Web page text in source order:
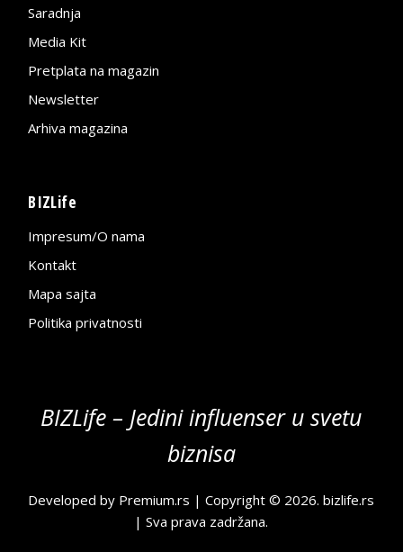
Saradnja
Media Kit
Pretplata na magazin
Newsletter
Arhiva magazina
BIZLife
Impresum/O nama
Kontakt
Mapa sajta
Politika privatnosti
BIZLife – Jedini influenser u svetu
biznisa
Developed by Premium.rs | Copyright © 2026.bizlife.rs
| Sva prava zadržana.